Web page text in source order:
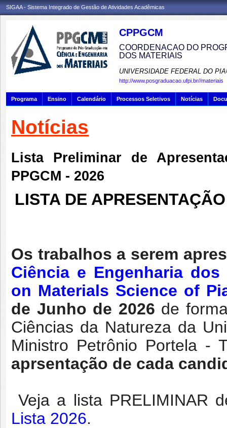
SIGAA - Sistema Integrado de Gestão de Atividades Acadêmicas
CPPGCM
COORDENACAO DO
DOS MATERIAIS
UNIVERSIDADE FEDERAL DO
http://www.posgraduacao.ufpi.br//materiais
Programa Ensino Calendário Processos Seletivos Notícias
Notícias
Lista Preliminar de
PPGCM - 2026
LISTA DE
Os trabalhos a serem
Ciência e Engenharia
on Materials Science of
de Junho de 2026 de
Ciências da Natureza da
Ministro Petrônio Portela -
aprsentação de cada
Veja a lista PRELIMINAR
Lista 2026.